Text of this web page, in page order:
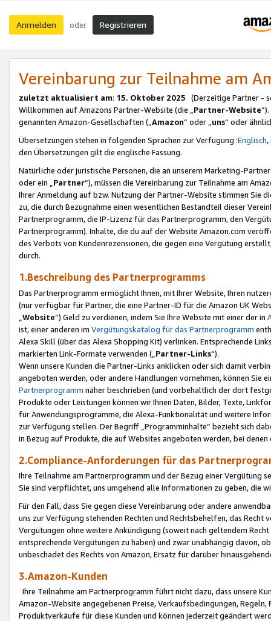
Anmelden oder Registrieren
Vereinbarung zur Teilnahme am
zuletzt aktualisiert am: 15. Oktober 2025 (Derzeitige Partner -
Willkommen auf Amazons Partner-Website (die „Partner-Website
genannten Amazon-Gesellschaften („Amazon“ oder „uns“ oder
Übersetzungen stehen in folgenden Sprachen zur Verfügung :Englisch,
den Übersetzungen gilt die englische Fassung.
Natürliche oder juristische Personen, die an unserem Marketing-
oder ein „Partner“), müssen die Vereinbarung zur Teilnahme am
Ihrer Anmeldung auf bzw. Nutzung der Partner-Website stimmen Sie
zu, die durch Bezugnahme einen wesentlichen Bestandteil dieser
Partnerprogramm, die IP-Lizenz für das Partnerprogramm, den
Partnerprogramm). Inhalte, die du auf der Website Amazon.com
des Verbots von Kundenrezensionen, die gegen eine Vergütung
durch.
1.Beschreibung des Partnerprogramms
Das Partnerprogramm ermöglicht Ihnen, mit Ihrer Website, Ihren
(nur verfügbar für Partner, die eine Partner-ID für die Amazon UK
Website“) Geld zu verdienen, indem Sie Ihre Website mit einer der in
ist, einer anderen im Vergütungskatalog für das Partnerprogramm
Alexa Skill (über das Alexa Shopping Kit) verlinken. Entsprechende
markierten Link-Formate verwenden („ Partner-Links“).
Wenn unsere Kunden die Partner-Links anklicken oder sich damit
angeboten werden, oder andere Handlungen vornehmen, können Sie
Partnerprogramm näher beschrieben (und vorbehaltlich der dort
Produkte oder Leistungen können wir Ihnen Daten, Bilder, Texte,
für Anwendungsprogramme, die Alexa-Funktionalität und weitere
zur Verfügung stellen. Der Begriff „Programminhalte“ bezieht sich
in Bezug auf Produkte, die auf Websites angeboten werden, bei
2.Compliance-Anforderungen für das
Ihre Teilnahme am Partnerprogramm und der Bezug einer Vergütung
Sie sind verpflichtet, uns umgehend alle Informationen zu geben, die
Für den Fall, dass Sie gegen diese Vereinbarung oder andere
uns zur Verfügung stehenden Rechten und Rechtsbehelfen, das
Vergütungen ohne weitere Ankündigung (soweit nach geltendem
entsprechende Vergütungen zu haben) und zwar unabhängig davon,
unbeschadet des Rechts von Amazon, Ersatz für darüber
3.Amazon-Kunden
Ihre Teilnahme am Partnerprogramm führt nicht dazu, dass unsere
Amazon-Website angegebenen Preise, Verkaufsbedingungen,
Produktverkäufe für diese Kunden und können jederzeit geändert